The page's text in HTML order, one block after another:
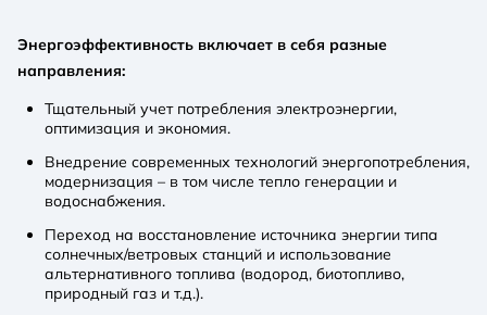
Энергоэффективность включает в себя разные
направления:
Тщательный учет потребления электроэнергии,
оптимизация и экономия.
Внедрение современных технологий энергопотребления,
модернизация – в том числе тепло генерации и
водоснабжения.
Переход на восстановление источника энергии типа
солнечных/ветровых станций и использование
альтернативного топлива (водород, биотопливо,
природный газ и т.д.).